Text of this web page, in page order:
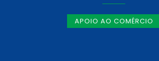
APOIO AO COMÉRCIO